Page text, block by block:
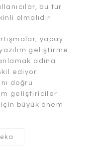
bu tür
olmalıdır.
yapay
geliştirme
adına
ediyor.
doğru
geliştiriciler
büyük önem